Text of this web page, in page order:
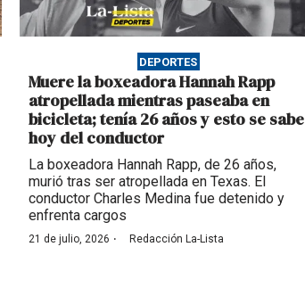
DEPORTES
Muere la boxeadora Hannah Rapp
atropellada mientras paseaba en
bicicleta; tenía 26 años y esto se sabe
hoy del conductor
La boxeadora Hannah Rapp, de 26 años,
murió tras ser atropellada en Texas. El
conductor Charles Medina fue detenido y
enfrenta cargos
21 de julio, 2026 · Redacción La-Lista